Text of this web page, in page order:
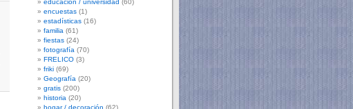
educación / universidad (60)
encuestas (1)
estadísticas (16)
familia (61)
fiestas (24)
fotografía (70)
FRELICO (3)
friki (69)
Geografía (20)
gratis (200)
historia (20)
hogar / decoración (62)